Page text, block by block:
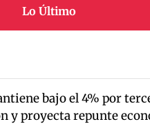
Lo Último
bajo el 4% por
y proyecta repunte